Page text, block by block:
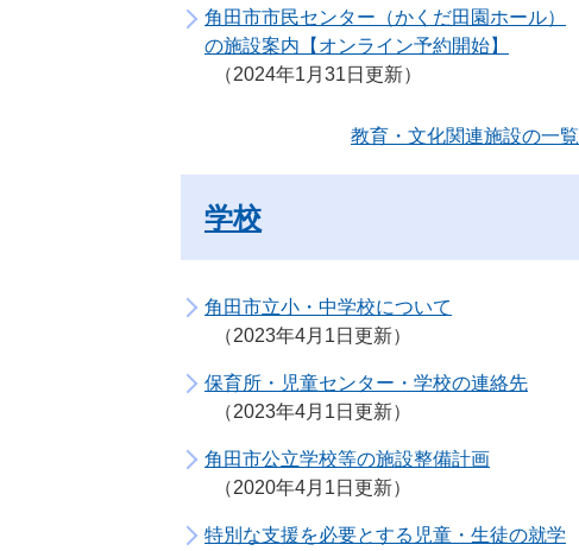
角田市市民センター（かくだ田園ホール）
の施設案内【オンライン予約開始】
2024年1月31日更新
教育・文化関連施設の一覧
学校
角田市立小・中学校について
2023年4月1日更新
保育所・児童センター・学校の連絡先
2023年4月1日更新
角田市公立学校等の施設整備計画
2020年4月1日更新
特別な支援を必要とする児童・生徒の就学